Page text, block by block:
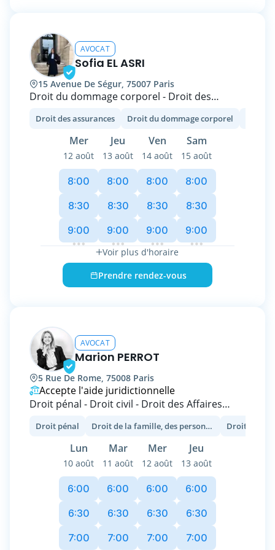
sociétés, droit commercial, droit des contrats
et en droit immobilier.
Les honoraires sont fixés au forfait à
l'ouverture du dossier et un paiement en
plusieurs fois est possible.
Au plaisir de vous accompagner sur votre
AVOCAT
Sofia EL ASRI
15 Avenue De Ségur, 75007 Paris
Droit du dommage corporel - Droit des
Avocate inscrite au barreau de Paris, je vous
conseille et vous assiste, que vous soyez une
Droit des assurances Droit du dommage corporel
Mer Jeu Ven Sam
12 août 13 août 14 août 15 août
8:00
8:30
9:00
8:00
8:30
9:00
8:00
8:30
9:00
8:00
8:30
9:00
Voir plus d'horaire
Prendre rendez-vous
AVOCAT
Marion PERROT
5 Rue De Rome, 75008 Paris
Accepte l'aide juridictionnelle
Droit pénal - Droit civil - Droit des Affaires
Avocate inscrite au barreau de Paris, je vous
conseille et vous assiste, que vous soyez une
entreprise ou un particulier.
Droit pénal Droit de la famille, des personnes et de leur patrimoine
Lun Mar Mer Jeu
10 août 11 août 12 août 13 août
6:00
6:30
7:00
6:00
6:30
7:00
6:00
6:30
7:00
6:00
6:30
7:00